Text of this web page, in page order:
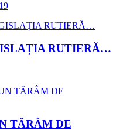
RUTIERĂ…
TĂRÂM DE